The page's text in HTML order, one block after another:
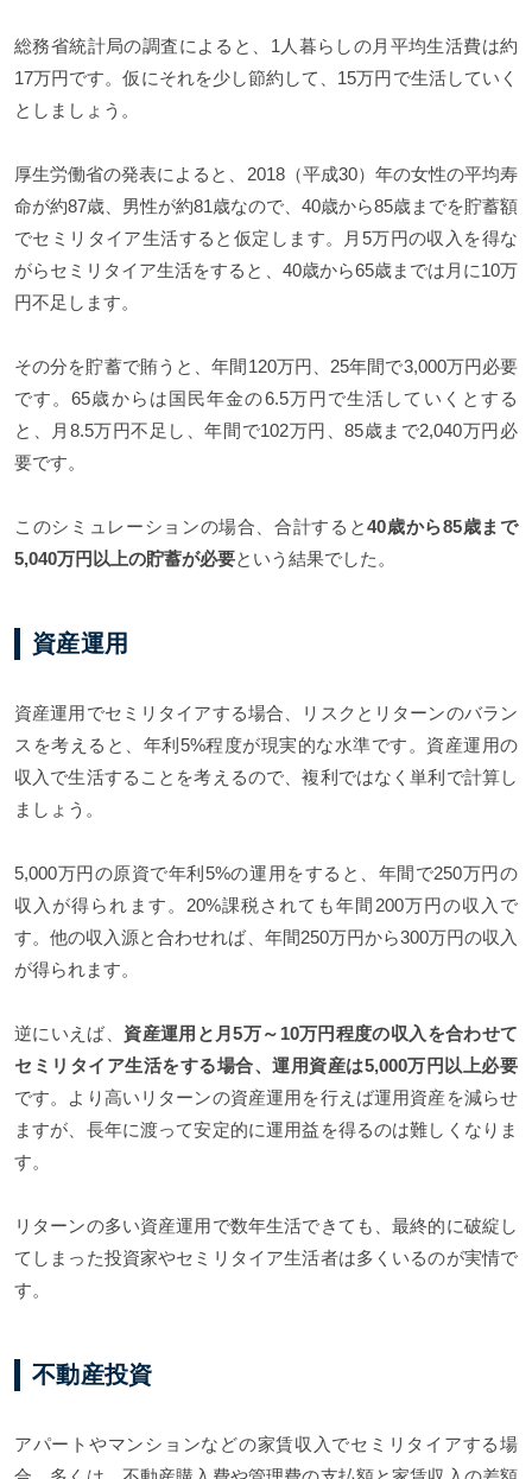
総務省統計局の調査によると、1人暮らしの月平均生活費は約
17万円です。仮にそれを少し節約して、15万円で生活していく
としましょう。
厚生労働省の発表によると、2018（平成30）年の女性の平均寿
命が約87歳、男性が約81歳なので、40歳から85歳までを貯蓄額
でセミリタイア生活すると仮定します。月5万円の収入を得な
がらセミリタイア生活をすると、40歳から65歳までは月に10万
円不足します。
その分を貯蓄で賄うと、年間120万円、25年間で3,000万円必要
です。65歳からは国民年金の6.5万円で生活していくとする
と、月8.5万円不足し、年間で102万円、85歳まで2,040万円必
要です。
このシミュレーションの場合、合計すると40歳から85歳まで
5,040万円以上の貯蓄が必要という結果でした。
資産運用
資産運用でセミリタイアする場合、リスクとリターンのバラン
スを考えると、年利5%程度が現実的な水準です。資産運用の
収入で生活することを考えるので、複利ではなく単利で計算し
ましょう。
5,000万円の原資で年利5%の運用をすると、年間で250万円の
収入が得られます。20%課税されても年間200万円の収入で
す。他の収入源と合わせれば、年間250万円から300万円の収入
が得られます。
逆にいえば、 資産運用と月5万～10万円程度の収入を合わせて
セミリタイア生活をする場合、運用資産は5,000万円以上必要
です。より高いリターンの資産運用を行えば運用資産を減らせ
ますが、長年に渡って安定的に運用益を得るのは難しくなりま
す。
リターンの多い資産運用で数年生活できても、最終的に破綻し
てしまった投資家やセミリタイア生活者は多くいるのが実情で
す。
不動産投資
アパートやマンションなどの家賃収入でセミリタイアする場